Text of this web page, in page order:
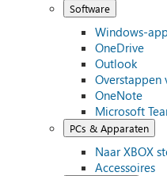
Software
Windows-
OneDrive
Outlook
Overstappen
OneNote
Microsoft
PCs & Apparaten
Naar XBOX
Accessoires